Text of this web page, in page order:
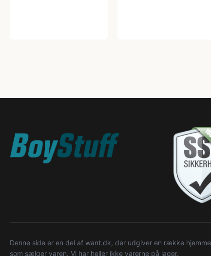
Denne side er en del af want.dk, der udgiver en række
som sælger varen. Vi har heller ikke varerne på lager.